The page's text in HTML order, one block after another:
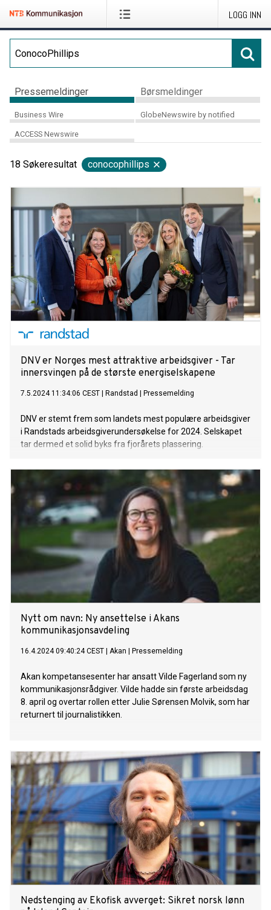
LOGG INN
Pressemeldinger Børsmeldinger
Business Wire GlobeNewswire by notified
ACCESS Newswire
18 Søkeresultat conocophillips
DNV er Norges mest attraktive arbeidsgiver - Tar
innersvingen på de største energiselskapene
7.5.2024 11:34:06 CEST Randstad Pressemelding
DNV er stemt frem som landets mest populære arbeidsgiver
i Randstads arbeidsgiverundersøkelse for 2024. Selskapet
tar dermed et solid byks fra fjorårets plassering.
Nytt om navn: Ny ansettelse i Akans
kommunikasjonsavdeling
16.4.2024 09:40:24 CEST Akan Pressemelding
Akan kompetansesenter har ansatt Vilde Fagerland som ny
kommunikasjonsrådgiver. Vilde hadde sin første arbeidsdag
8. april og overtar rollen etter Julie Sørensen Molvik, som har
returnert til journalistikken.
Nedstenging av Ekofisk avverget: Sikret norsk lønn